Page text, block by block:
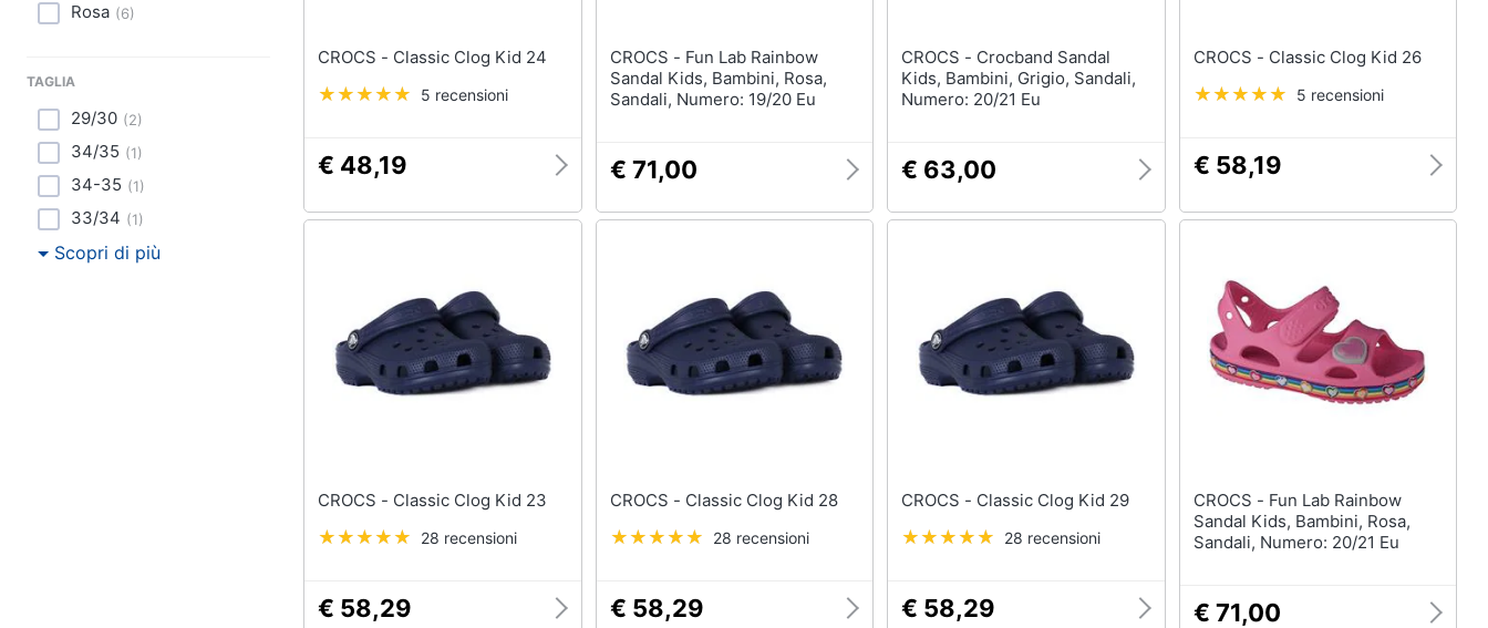
Promozioni
Rosa (6)
TAGLIA
29/30 (2)
34/35 (1)
34-35 (1)
33/34 (1)
Scopri di più
CROCS - Classic Clog Kid 24
5 recensioni
€ 48,19
CROCS - Fun Lab Rainbow
Sandal Kids, Bambini, Rosa,
Sandali, Numero: 19/20 Eu
€ 71,00
CROCS - Crocband Sandal
Kids, Bambini, Grigio, Sandali,
Numero: 20/21 Eu
€ 63,00
CROCS - Classic Clog Kid 26
5 recensioni
€ 58,19
CROCS - Classic Clog Kid 23
28 recensioni
€ 58,29
CROCS - Classic Clog Kid 28
28 recensioni
€ 58,29
CROCS - Classic Clog Kid 29
28 recensioni
€ 58,29
CROCS - Fun Lab Rainbow
Sandal Kids, Bambini, Rosa,
Sandali, Numero: 20/21 Eu
€ 71,00